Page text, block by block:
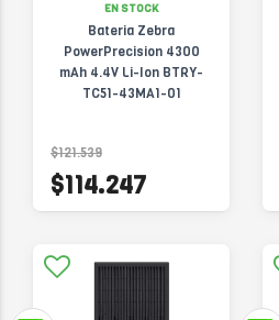
EN STOCK
Bateria Zebra
PowerPrecision 4300
mAh 4.4V Li-Ion BTRY-
TC51-43MA1-01
$121.539
$114.247